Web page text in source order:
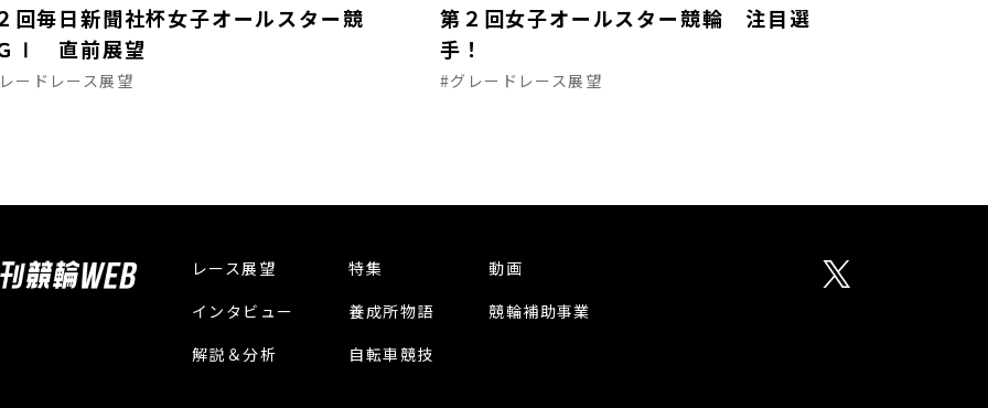
回毎日新聞社杯女子オールスター競
Ⅰ 直前展望
ードレース展望
第２回女子オールスター競輪 注目選
手！
#グレードレース展望
レース展望
インタビュー
解説＆分析
特集
養成所物語
自転車競技
動画
競輪補助事業